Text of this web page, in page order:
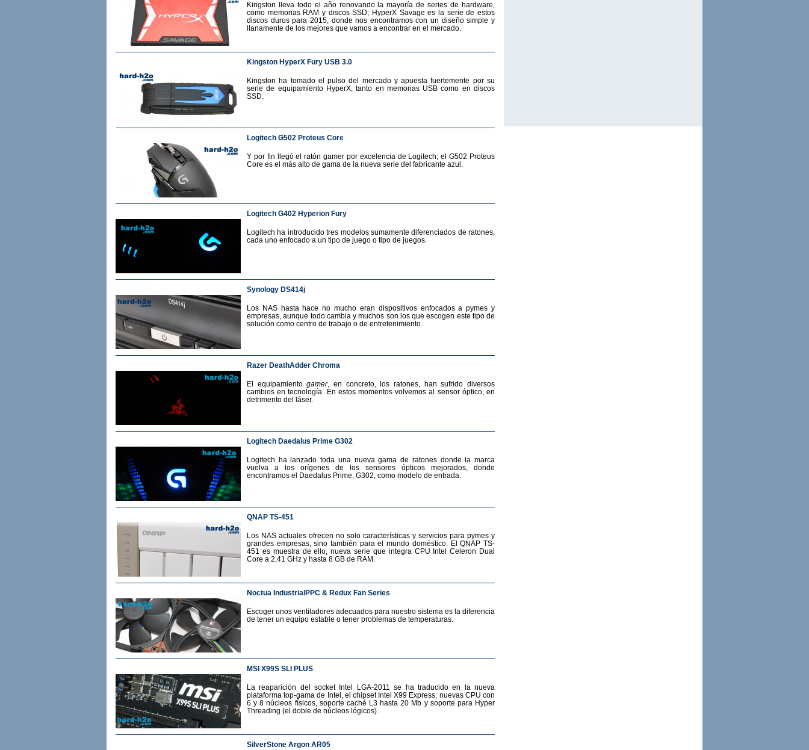
Kingston lleva todo el año renovando la mayoría de series de hardware,
como memorias RAM y discos SSD; HyperX Savage es la serie de estos
discos duros para 2015, donde nos encontramos con un diseño simple y
llanamente de los mejores que vamos a encontrar en el mercado.
Kingston HyperX Fury USB 3.0
Kingston ha tomado el pulso del mercado y apuesta fuertemente por su
serie de equipamiento HyperX, tanto en memorias USB como en discos
SSD.
Logitech G502 Proteus Core
Y por fin llegó el ratón gamer por excelencia de Logitech; el G502 Proteus
Core es el más alto de gama de la nueva serie del fabricante azul.
Logitech G402 Hyperion Fury
Logitech ha introducido tres modelos sumamente diferenciados de ratones,
cada uno enfocado a un tipo de juego o tipo de juegos.
Synology DS414j
Los NAS hasta hace no mucho eran dispositivos enfocados a pymes y
empresas, aunque todo cambia y muchos son los que escogen este tipo de
solución como centro de trabajo o de entretenimiento.
Razer DeathAdder Chroma
El equipamientogamer, en concreto, los ratones, han sufrido diversos
cambios en tecnología. En estos momentos volvemos al sensor óptico, en
detrimento del láser.
Logitech Daedalus Prime G302
Logitech ha lanzado toda una nueva gama de ratones donde la marca
vuelva a los orígenes de los sensores ópticos mejorados, donde
encontramos el Daedalus Prime, G302, como modelo de entrada.
QNAP TS-451
Los NAS actuales ofrecen no solo características y servicios para pymes y
grandes empresas, sino también para el mundo doméstico. El QNAP TS-
451 es muestra de ello, nueva serie que integra CPU Intel Celeron Dual
Core a 2,41 GHz y hasta 8 GB de RAM.
Noctua IndustrialPPC & Redux Fan Series
Escoger unos ventiladores adecuados para nuestro sistema es la diferencia
de tener un equipo estable o tener problemas de temperaturas.
MSI X99S SLI PLUS
La reaparición del socket Intel LGA-2011 se ha traducido en la nueva
plataforma top-gama de Intel, el chipset Intel X99 Express; nuevas CPU con
6 y 8 núcleos físicos, soporte caché L3 hasta 20 Mb y soporte para Hyper
Threading (el doble de núcleos lógicos).
SilverStone Argon AR05